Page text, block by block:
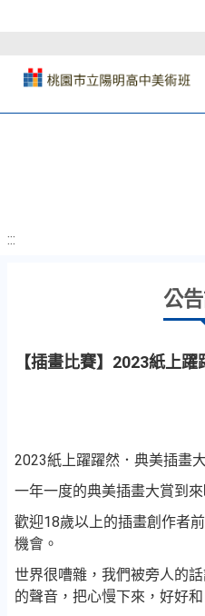
:::
公
【插畫比賽】2023紙上
2023紙上躍躍然．典美插畫
一年一度的典美插畫大賞到來
歡迎18歲以上的插畫創作者
機會。
世界很嘈雜，我們被旁人的
的聲音，把心慢下來，好好